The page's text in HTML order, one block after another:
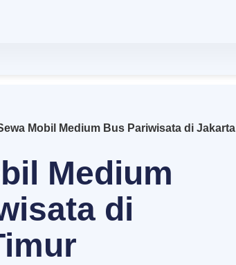
Mobil Medium Bus Pariwisata di Jakarta
Medium
di